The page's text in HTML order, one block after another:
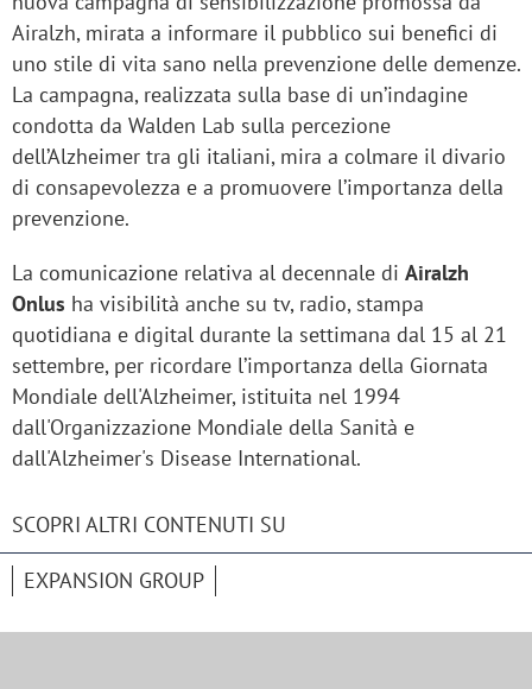
Airalzh, mirata a informare il pubblico sui benefici di
uno stile di vita sano nella prevenzione delle demenze.
La campagna, realizzata sulla base di un’indagine
condotta da Walden Lab sulla percezione
dell’Alzheimer tra gli italiani, mira a colmare il divario
di consapevolezza e a promuovere l’importanza della
prevenzione.
La comunicazione relativa al decennale di Airalzh
Onlus ha visibilità anche su tv, radio, stampa
quotidiana e digital durante la settimana dal 15 al 21
settembre, per ricordare l’importanza della Giornata
Mondiale dell'Alzheimer, istituita nel 1994
dall'Organizzazione Mondiale della Sanità e
dall'Alzheimer's Disease International.
SCOPRI ALTRI CONTENUTI SU
EXPANSION GROUP